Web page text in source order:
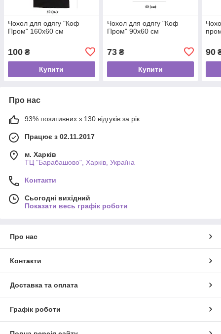
Чохол для одягу "Коф
Пром" 160х60 см
100 ₴
Купити
Чохол для одягу "Коф
Пром" 90х60 см
73₴
Купити
90
Про нас
93% позитивних з 130 відгуків за рік
Працює з 02.11.2017
м. Харків
ТЦ "Барабашово", Харків, Україна
Контакти
Сьогодні вихідний
Показати весь графік роботи
Про нас
Контакти
Доставка та оплата
Графік роботи